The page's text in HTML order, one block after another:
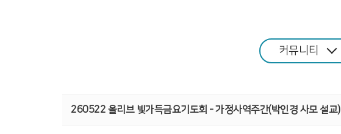
커뮤니티
260522 올리브 빛가득금요기도회 - 가정사역주간(박인경 사모 설교)
복지 문화